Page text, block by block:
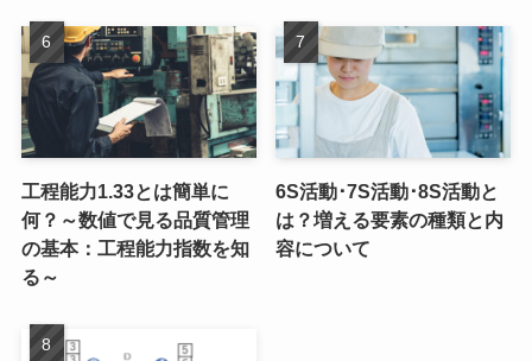
工程能力1.33とは簡単に
何？～数値で見る品質管理
の基本：工程能力指数を知
る～
6S活動･7S活動･8S活動と
は？増える要素の種類と内
容について